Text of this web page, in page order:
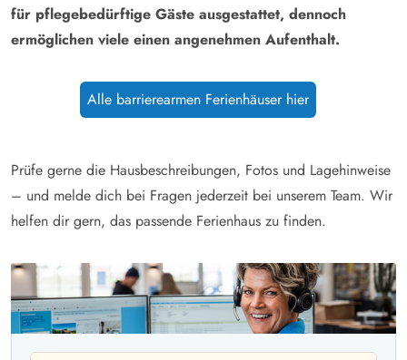
für pflegebedürftige Gäste ausgestattet, dennoch
ermöglichen viele einen angenehmen Aufenthalt.
Alle barrierearmen Ferienhäuser hier
Prüfe gerne die Hausbeschreibungen, Fotos und Lagehinweise
– und melde dich bei Fragen jederzeit bei unserem Team. Wir
helfen dir gern, das passende Ferienhaus zu finden.